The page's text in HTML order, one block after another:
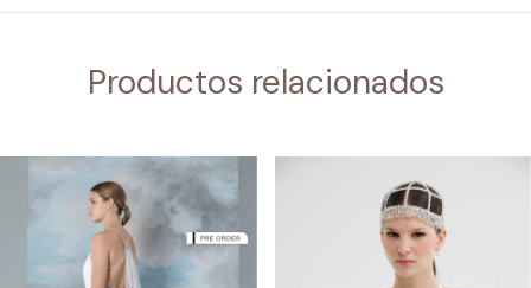
Productos relacionados